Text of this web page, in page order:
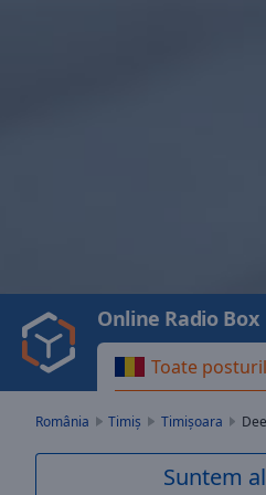
Video
Play
Backward
Skip
Current
Toate
Online Radio Box
România Timiș Timișoara
Suntem